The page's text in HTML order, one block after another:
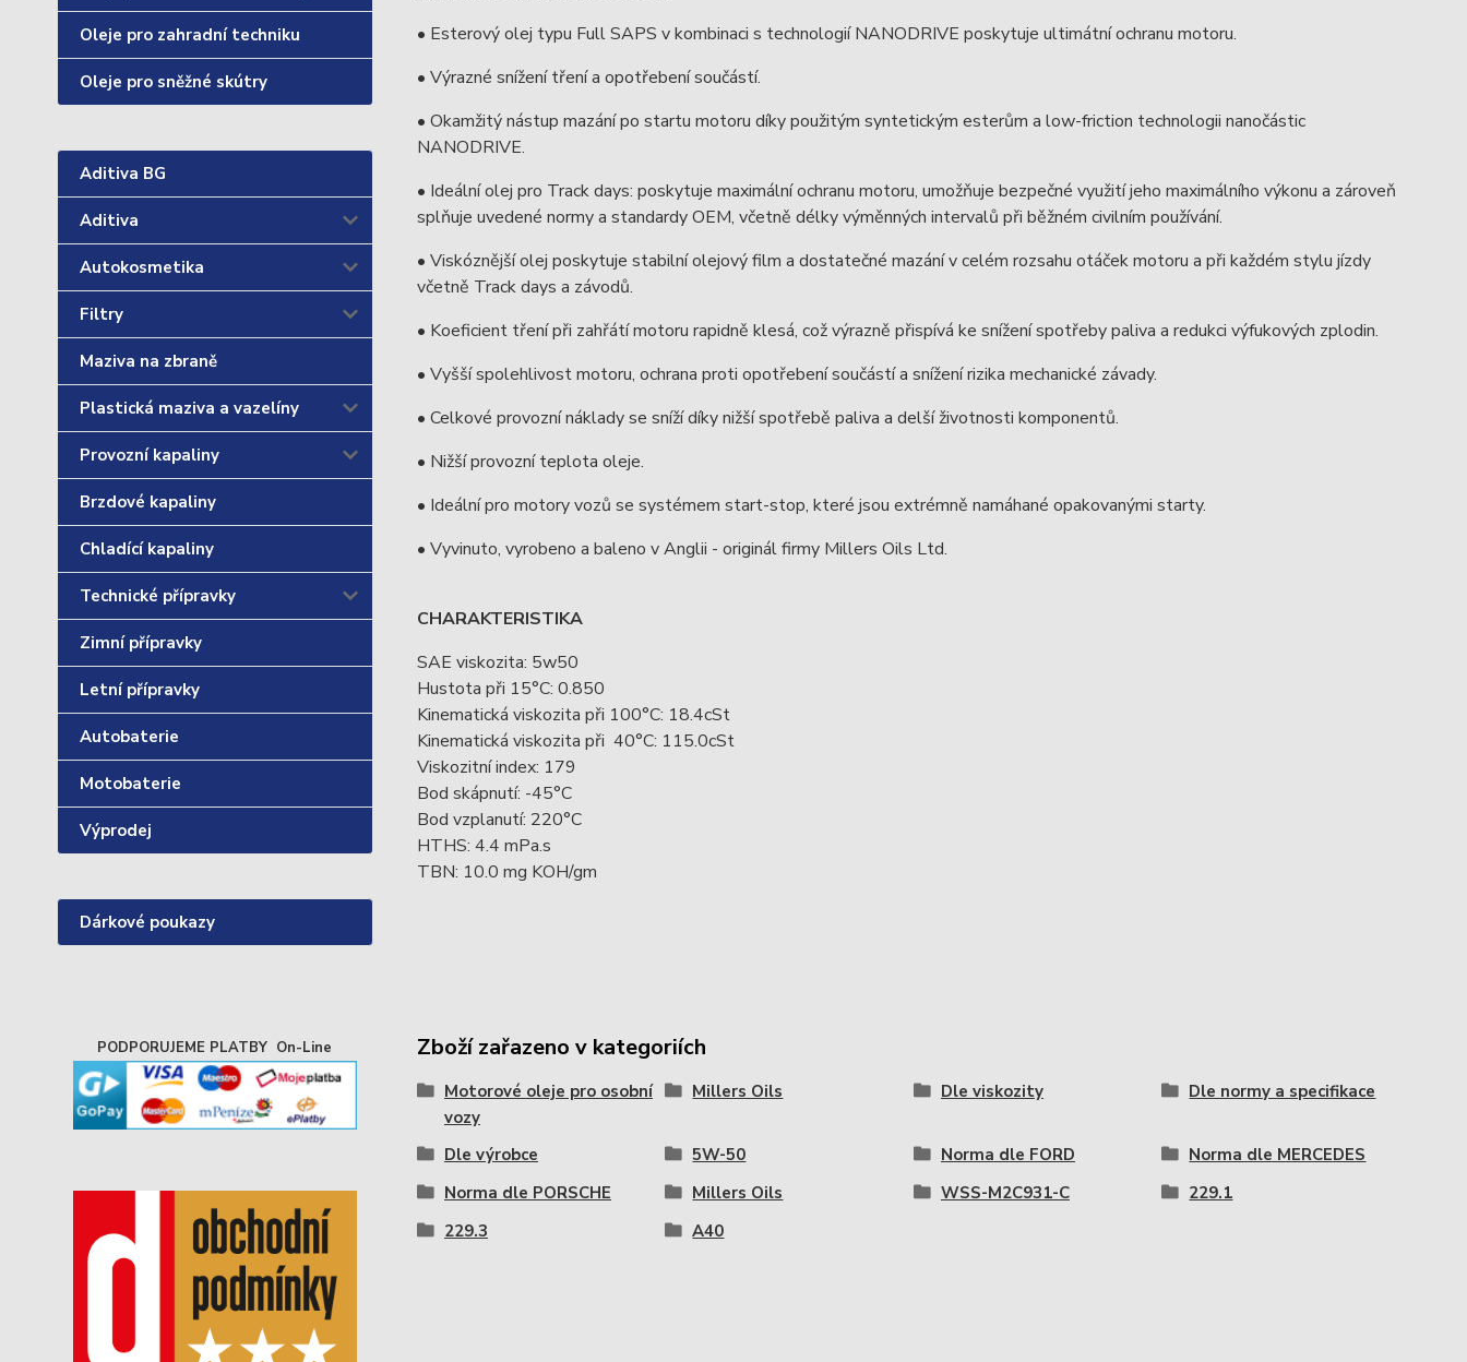
Oleje pro zahradní techniku
Oleje pro sněžné skútry
Aditiva BG
Aditiva
Autokosmetika
Filtry
Maziva na zbraně
Plastická maziva a vazelíny
Provozní kapaliny
Brzdové kapaliny
Chladící kapaliny
Technické přípravky
Zimní přípravky
Letní přípravky
Autobaterie
Motobaterie
Výprodej
Dárkové poukazy
PODPORUJEME PLATBY On-Line
• Esterový olej typu Full SAPS v kombinaci s technologií NANODRIVE poskytuje ultimátní ochranu motoru.
• Výrazné snížení tření a opotřebení součástí.
• Okamžitý nástup mazání po startu motoru díky použitým syntetickým esterům a low-friction technologii nanočástic
NANODRIVE.
• Ideální olej pro Track days: poskytuje maximální ochranu motoru, umožňuje bezpečné využití jeho maximálního výkonu a zároveň
splňuje uvedené normy a standardy OEM, včetně délky výměnných intervalů při běžném civilním používání.
• Viskóznější olej poskytuje stabilní olejový film a dostatečné mazání v celém rozsahu otáček motoru a při každém stylu jízdy
včetně Track days a závodů.
• Koeficient tření při zahřátí motoru rapidně klesá, což výrazně přispívá ke snížení spotřeby paliva a redukci výfukových zplodin.
• Vyšší spolehlivost motoru, ochrana proti opotřebení součástí a snížení rizika mechanické závady.
• Celkové provozní náklady se sníží díky nižší spotřebě paliva a delší životnosti komponentů.
• Nižší provozní teplota oleje.
• Ideální pro motory vozů se systémem start-stop, které jsou extrémně namáhané opakovanými starty.
• Vyvinuto, vyrobeno a baleno v Anglii - originál firmy Millers Oils Ltd.
CHARAKTERISTIKA
SAE viskozita: 5w50
Hustota při 15°C: 0.850
Kinematická viskozita při 100°C: 18.4cSt
Kinematická viskozita při 40°C: 115.0cSt
Viskozitní index: 179
Bod skápnutí: -45°C
Bod vzplanutí: 220°C
HTHS: 4.4 mPa.s
TBN: 10.0 mg KOH/gm
Zboží zařazeno v kategoriích
Motorové oleje pro osobní
vozy
Millers Oils Dle viskozity Dle normy a specifikace
Dle výrobce 5W-50 Norma dle FORD
Norma dle MERCEDES
Norma dle PORSCHE
Millers Oils WSS-M2C931-C
229.1
229.3
A40